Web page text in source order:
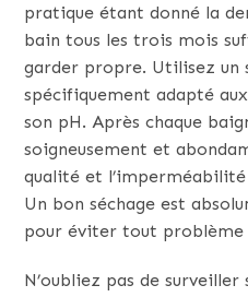
pratique étant donné la
bain tous les trois mois
garder propre. Utilisez un
spécifiquement adapté
son pH. Après chaque
soigneusement et
qualité et
Un bon séchage est
pour éviter tout problème
N’oubliez pas de